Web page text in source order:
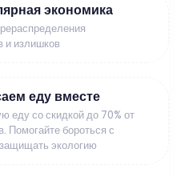
экономика
и излишков
еду вместе
еду со скидкой до 70% от
Помогайте бороться с
экологию